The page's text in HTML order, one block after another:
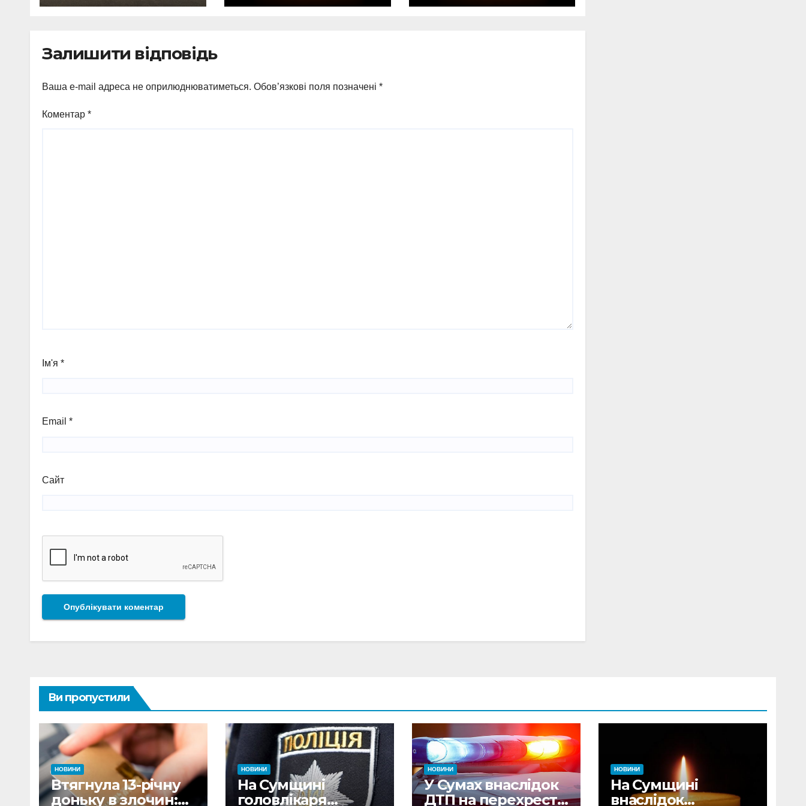
свідоцтва: КП
набір
загиблими від
загибель однієї
Залишити відповідь
Ваша e-mail адреса не оприлюднюватиметься. Обов’язкові поля позначені *
Коментар *
Ім'я *
Email *
Сайт
Ви пропустили
НОВИНИ
Втягнула 13-річну
доньку в злочин:
НОВИНИ
На Сумщині
головлікаря
НОВИНИ
У Сумах внаслідок
ДТП на перехресті
НОВИНИ
На Сумщині
внаслідок